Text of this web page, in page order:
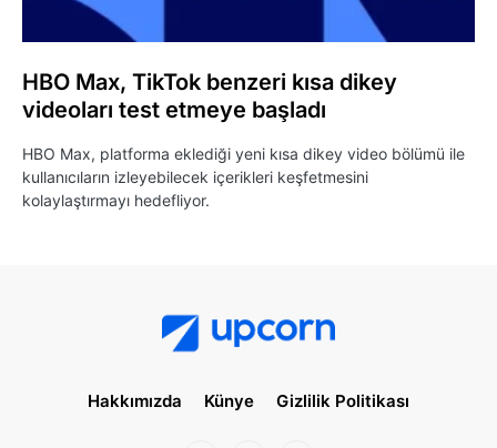
HBO Max, TikTok benzeri kısa dikey
videoları test etmeye başladı
HBO Max, platforma eklediği yeni kısa dikey video bölümü ile
kullanıcıların izleyebilecek içerikleri keşfetmesini
kolaylaştırmayı hedefliyor.
Hakkımızda Künye Gizlilik Politikası